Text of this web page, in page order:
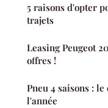
5 raisons d'opter
trajets
Leasing Peugeot
offres !
Pneu 4 saisons :
l'année